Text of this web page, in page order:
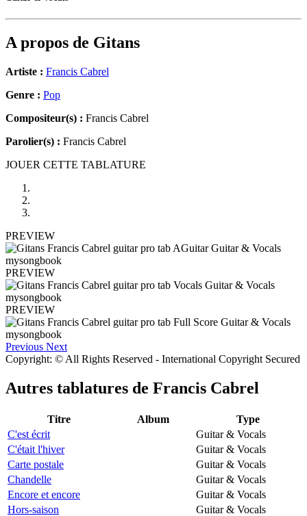
A propos de Gitans
Artiste : Francis Cabrel
Genre : Pop
Compositeur(s) : Francis Cabrel
Parolier(s) : Francis Cabrel
JOUER CETTE TABLATURE
PREVIEW
PREVIEW
PREVIEW
Previous Next
Copyright: © All Rights Reserved - International Copyright Secured
Autres tablatures de Francis Cabrel
Titre Album
Type
C'est écrit
Guitar & Vocals
C'était l'hiver
Guitar & Vocals
Carte postale
Guitar & Vocals
Chandelle
Guitar & Vocals
Encore et encore
Guitar & Vocals
Hors-saison
Guitar & Vocals